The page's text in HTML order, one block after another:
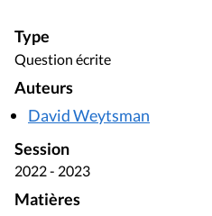
Type
Question écrite
Auteurs
David Weytsman
Session
2022 - 2023
Matières